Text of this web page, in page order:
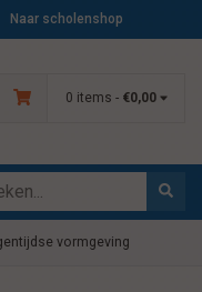
Naar scholenshop
0 items - €0,00
vormgeving